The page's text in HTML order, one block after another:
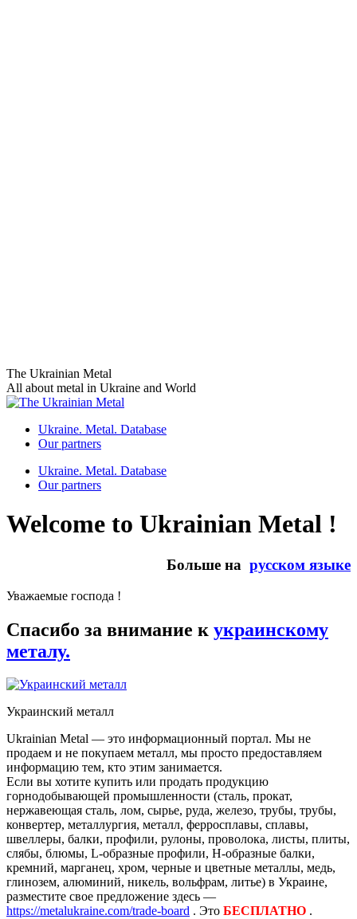
Skip
to
content
The Ukrainian Metal
All about metal in Ukraine and World
Ukraine. Metal. Database
Our partners
Ukraine. Metal. Database
Our partners
Welcome to Ukrainian Metal !
Больше на русском языке
Уважаемые господа !
Спасибо за внимание к украинскому
металу.
Украинский металл
Ukrainian Metal — это информационный портал. Мы не
продаем и не покупаем металл, мы просто предоставляем
информацию тем, кто этим занимается.
Если вы хотите купить или продать продукцию
горнодобывающей промышленности (сталь, прокат,
нержавеющая сталь, лом, сырье, руда, железо, трубы, трубы,
конвертер, металлургия, металл, ферросплавы, сплавы,
швеллеры, балки, профили, рулоны, проволока, листы, плиты,
слябы, блюмы, L-образные профили, H-образные балки,
кремний, марганец, хром, черные и цветные металлы, медь,
глинозем, алюминий, никель, вольфрам, литье) в Украине,
разместите свое предложение здесь —
https://metalukraine.com/trade-board . Это БЕСПЛАТНО .